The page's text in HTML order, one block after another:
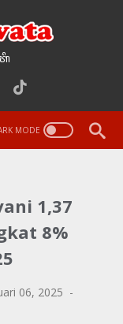
1,37
8%
06, 2025